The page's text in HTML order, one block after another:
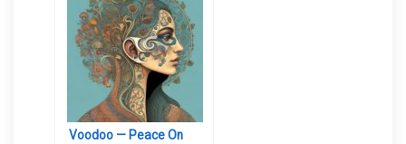
Voodoo — Peace On